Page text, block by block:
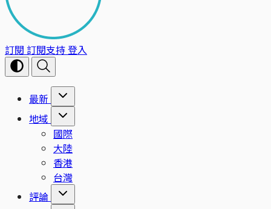
訂閱 訂閱支持登入
最新
地域
國際
大陸
香港
台灣
評論